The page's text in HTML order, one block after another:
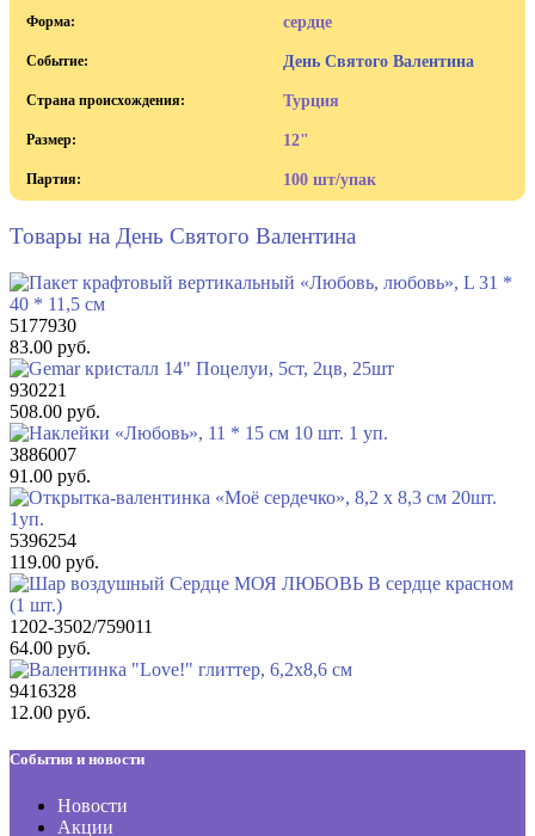
Форма: сердце
Событие: День Святого Валентина
Страна происхождения: Турция
Размер: 12"
Партия: 100 шт/упак
Товары на День Святого Валентина
5177930
83.00 руб.
930221
508.00 руб.
3886007
91.00 руб.
5396254
119.00 руб.
1202-3502/759011
64.00 руб.
9416328
12.00 руб.
События и новости
Новости
Акции